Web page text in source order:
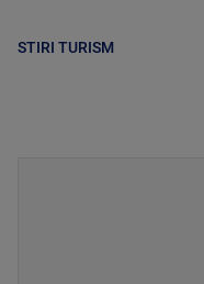
STIRI TURISM